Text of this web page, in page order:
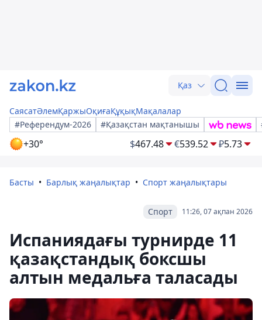
Қаз
СаясатӘлемҚаржыОқиғаҚұқықМақалалар
#Референдум-2026
#Қазақстан мақтанышы
+30° $467.48 €539.52 ₽5.73
Басты Барлық жаңалықтар Спорт жаңалықтары
11:26, 07 ақпан 2026
Спорт
Испаниядағы турнирде 11
қазақстандық боксшы
алтын медальға таласады